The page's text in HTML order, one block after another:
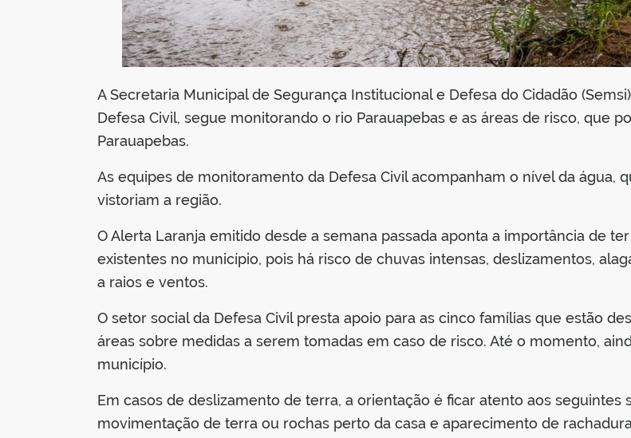
A Secretaria Municipal de Segurança Institucional e Defesa do Cidadão
Defesa Civil, segue monitorando o rio Parauapebas e as áreas de risco, que
Parauapebas.
As equipes de monitoramento da Defesa Civil acompanham o nível da água,
vistoriam a região.
O Alerta Laranja emitido desde a semana passada aponta a importância de
existentes no município, pois há risco de chuvas intensas, deslizamentos,
a raios e ventos.
O setor social da Defesa Civil presta apoio para as cinco famílias que estão
áreas sobre medidas a serem tomadas em caso de risco. Até o momento,
município.
Em casos de deslizamento de terra, a orientação é ficar atento aos
movimentação de terra ou rochas perto da casa e aparecimento de